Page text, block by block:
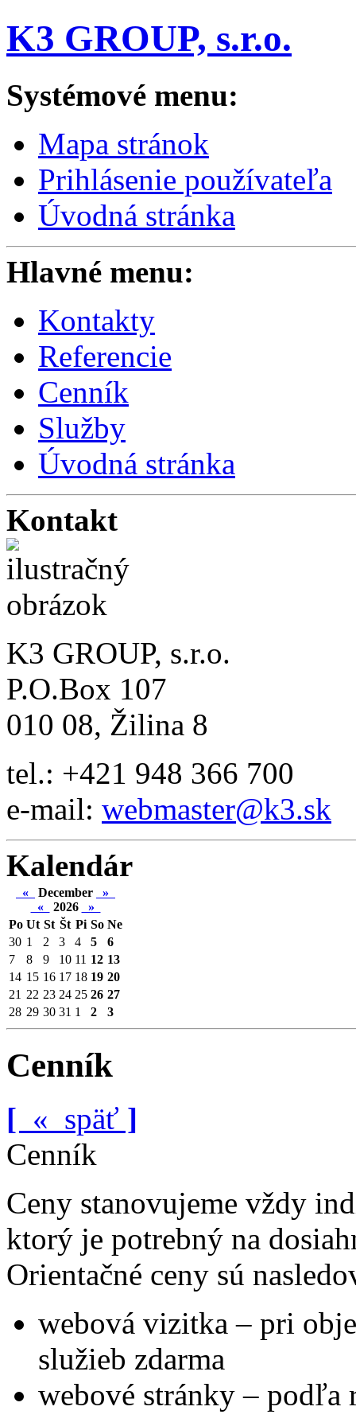
K3 GROUP, s.r.o.
Systémové menu:
Mapa stránok
Prihlásenie používateľa
Úvodná stránka
Hlavné menu:
Kontakty
Referencie
Cenník
Služby
Úvodná stránka
Kontakt
K3 GROUP, s.r.o.
P.O.Box 107
010 08, Žilina 8
tel.: +421 948 366 700
e-mail: webmaster@k3.sk
Kalendár
« December
»
«
2026
»
Po Ut St Št Pi So Ne
30 1 2 3 4 5
6
7
8 9 10 11 12 13
14 15 16 17 18 19 20
21 22 23 24 25 26 27
28 29 30 31 1 2 3
Cenník
[ « späť ]
Cenník
Ceny stanovujeme vždy
ktorý je potrebný na
Orientačné ceny sú
webová vizitka – pri
služieb zdarma
webové stránky – podľa